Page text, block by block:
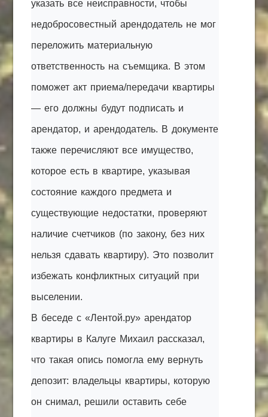
указать все неисправности, чтобы
недобросовестный арендодатель не мог
переложить материальную
ответственность на съемщика. В этом
поможет акт приема/передачи квартиры
— его должны будут подписать и
арендатор, и арендодатель. В документе
также перечисляют все имущество,
которое есть в квартире, указывая
состояние каждого предмета и
существующие недостатки, проверяют
наличие счетчиков (по закону, без них
нельзя сдавать квартиру). Это позволит
избежать конфликтных ситуаций при
выселении.
В беседе с «Лентой.ру» арендатор
квартиры в Калуге Михаил рассказал,
что такая опись помогла ему вернуть
депозит: владельцы квартиры, которую
он снимал, решили оставить себе